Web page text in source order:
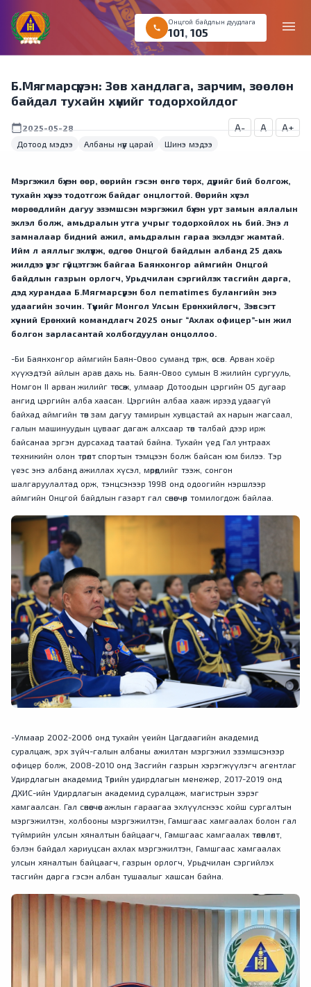
menu
call
Онцгой байдлын дуудлага
101 ,105
Б.Мягмарсүрэн: Зөв хандлага, зарчим, зөөлөн
байдал тухайн хүнийг тодорхойлдог
calendar_today2025-05-28
Дотоод мэдээ
Албаны нүүр царай Шинэ мэдээ
A- A A+
Мэргэжил бүхэн өөр, өөрийн гэсэн өнгө төрх, дүрийг бий болгож,
тухайн хүнээ тодотгож байдаг онцлогтой. Өөрийн хүсэл
мөрөөдлийн дагуу эзэмшсэн мэргэжил бүхэн урт замын аялалын
эхлэл болж, амьдралын утга учрыг тодорхойлох нь бий. Энэ л
замналаар бидний ажил, амьдралын гараа эхэлдэг жамтай.
Ийм л аяллыг эхлүүлж, өдгөө Онцгой байдлын албанд 25 дахь
жилдээ үүрэг гүйцэтгэж байгаа Баянхонгор аймгийн Онцгой
байдлын газрын орлогч, Урьдчилан сэргийлэх тасгийн дарга,
дэд хурандаа Б.Мягмарсүрэн бол nematimes булангийн энэ
удаагийн зочин. Түүнийг Монгол Улсын Ерөнхийлөгч, Зэвсэгт
хүчний Ерөнхий командлагч 2025 оныг “Ахлах офицер”-ын жил
болгон зарласантай холбогдуулан онцоллоо.
-Би Баянхонгор аймгийн Баян-Овоо суманд төрж, өссөн. Арван хоёр
хүүхэдтэй айлын арав дахь нь. Баян-Овоо сумын 8 жилийн сургууль,
Номгон II арван жилийг төгсөж, улмаар Дотоодын цэргийн 05 дугаар
ангид цэргийн алба хаасан. Цэргийн албаа хааж ирээд удаагүй
байхад аймгийн төв зам дагуу тамирын хувцастай ах нарын жагсаал,
галын машинуудын цувааг дагаж алхсаар төв талбай дээр ирж
байсанаа эргэн дурсахад таатай байна. Тухайн үед Гал унтраах
техникийн олон төрөлт спортын тэмцээн болж байсан юм билээ. Тэр
үеэс энэ албанд ажиллах хүсэл, мөрөөдлийг тээж, сонгон
шалгаруулалтад орж, тэнцсэнээр 1998 онд одоогийн нэршлээр
аймгийн Онцгой байдлын газарт гал сөнөөгчөөр томилогдож байлаа.
-Улмаар 2002-2006 онд тухайн үеийн Цагдаагийн академид
суралцаж, эрх зүйч-галын албаны ажилтан мэргэжил эзэмшсэнээр
офицер болж, 2008-2010 онд Засгийн газрын хэрэгжүүлэгч агентлаг
Удирдлагын академид Төрийн удирдлагын менежер, 2017-2019 онд
ДХИС-ийн Удирдлагын академид суралцаж, магистрын зэрэг
хамгаалсан. Гал сөнөөгчөөс ажлын гараагаа эхлүүлснээс хойш сургалтын
мэргэжилтэн, холбооны мэргэжилтэн, Гамшгаас хамгаалах болон гал
түймрийн улсын хяналтын байцаагч, Гамшгаас хамгаалах төлөвлөлт,
бэлэн байдал хариуцсан ахлах мэргэжилтэн, Гамшгаас хамгаалах
улсын хяналтын байцаагч, газрын орлогч, Урьдчилан сэргийлэх
тасгийн дарга гэсэн албан тушаалыг хашсан байна.